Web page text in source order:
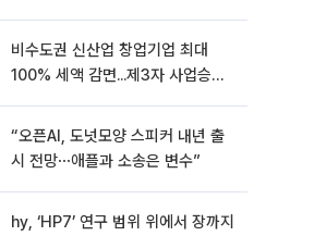
비수도권 신산업 창업기업 최대
100% 세액 감면...제3자 사업승계
“오픈AI, 도넛모양 스피커 내년 출
시 전망⋯애플과 소송은 변수”
hy, ‘HP7’ 연구 범위 위에서 장까지